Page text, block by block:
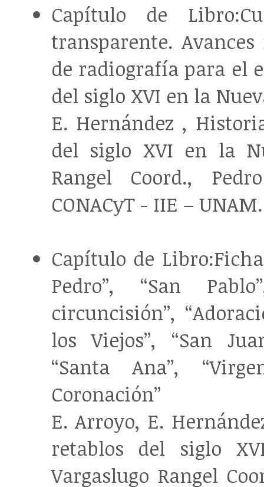
Capítulo de
transparente.
de radiografía para el
del siglo XVI en la
E. Hernández ,
del siglo XVI en la
Rangel Coord.,
CONACyT - IIE –
Capítulo de
Pedro”, “San
circuncisión”,
los Viejos”, “San
“Santa Ana”,
Coronación”
E. Arroyo, E.
retablos del siglo
Vargaslugo Rangel